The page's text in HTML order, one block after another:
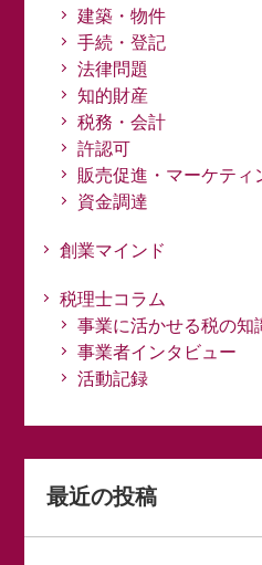
建築・物件
手続・登記
法律問題
知的財産
税務・会計
許認可
販売促進・マーケティ
資金調達
創業マインド
税理士コラム
事業に活かせる税の知
事業者インタビュー
活動記録
最近の投稿